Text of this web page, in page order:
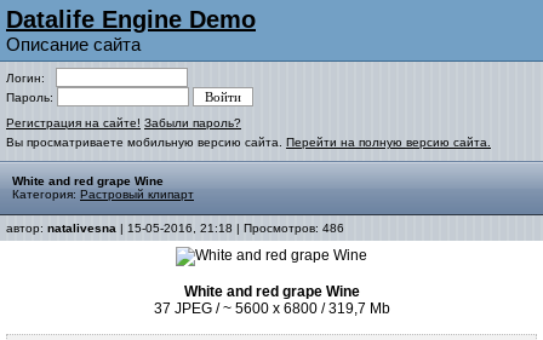
Datalife Engine Demo
Описание сайта
Логин:
Пароль:
Регистрация на сайте! Забыли пароль?
Вы просматриваете мобильную версию сайта. Перейти на полную версию сайта.
White and red grape Wine
Категория: Растровый клипарт
автор: natalivesna | 15-05-2016, 21:18 | Просмотров: 486
White and red grape Wine
37 JPEG / ~ 5600 x 6800 / 319,7 Mb